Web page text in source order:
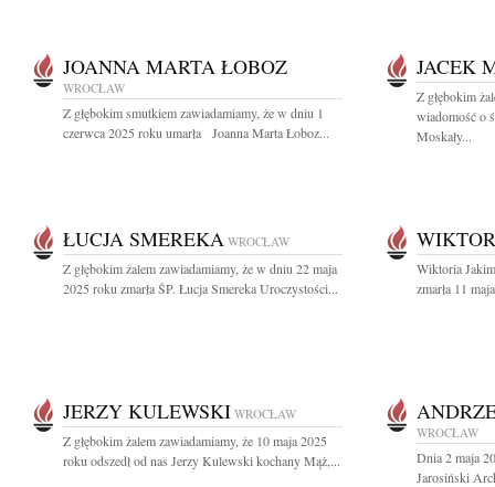
JOANNA MARTA ŁOBOZ
WROCŁAW
Z głębokim smutkiem zawiadamiamy, że w dniu 1
czerwca 2025 roku umarła Joanna Marta Łoboz...
JACEK
Z głębokim
wiadomość o
Moskały...
ŁUCJA SMEREKA WROCŁAW
Z głębokim żalem zawiadamiamy, że w dniu 22 maja
2025 roku zmarła ŚP. Łucja Smereka Uroczystości...
Wiktoria
zmarła 11
JERZY KULEWSKI WROCŁAW
Z głębokim żalem zawiadamiamy, że 10 maja 2025
roku odszedł od nas Jerzy Kulewski kochany Mąż,...
WROCŁAW
Dnia 2 maja
Jarosiński